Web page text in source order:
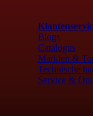
Blogs
Catalogus
Markten &
Technische
Service &